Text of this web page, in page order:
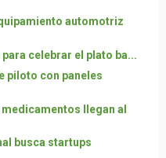
automotriz
celebrar el plato ba...
piloto con paneles
llegan al
busca startups